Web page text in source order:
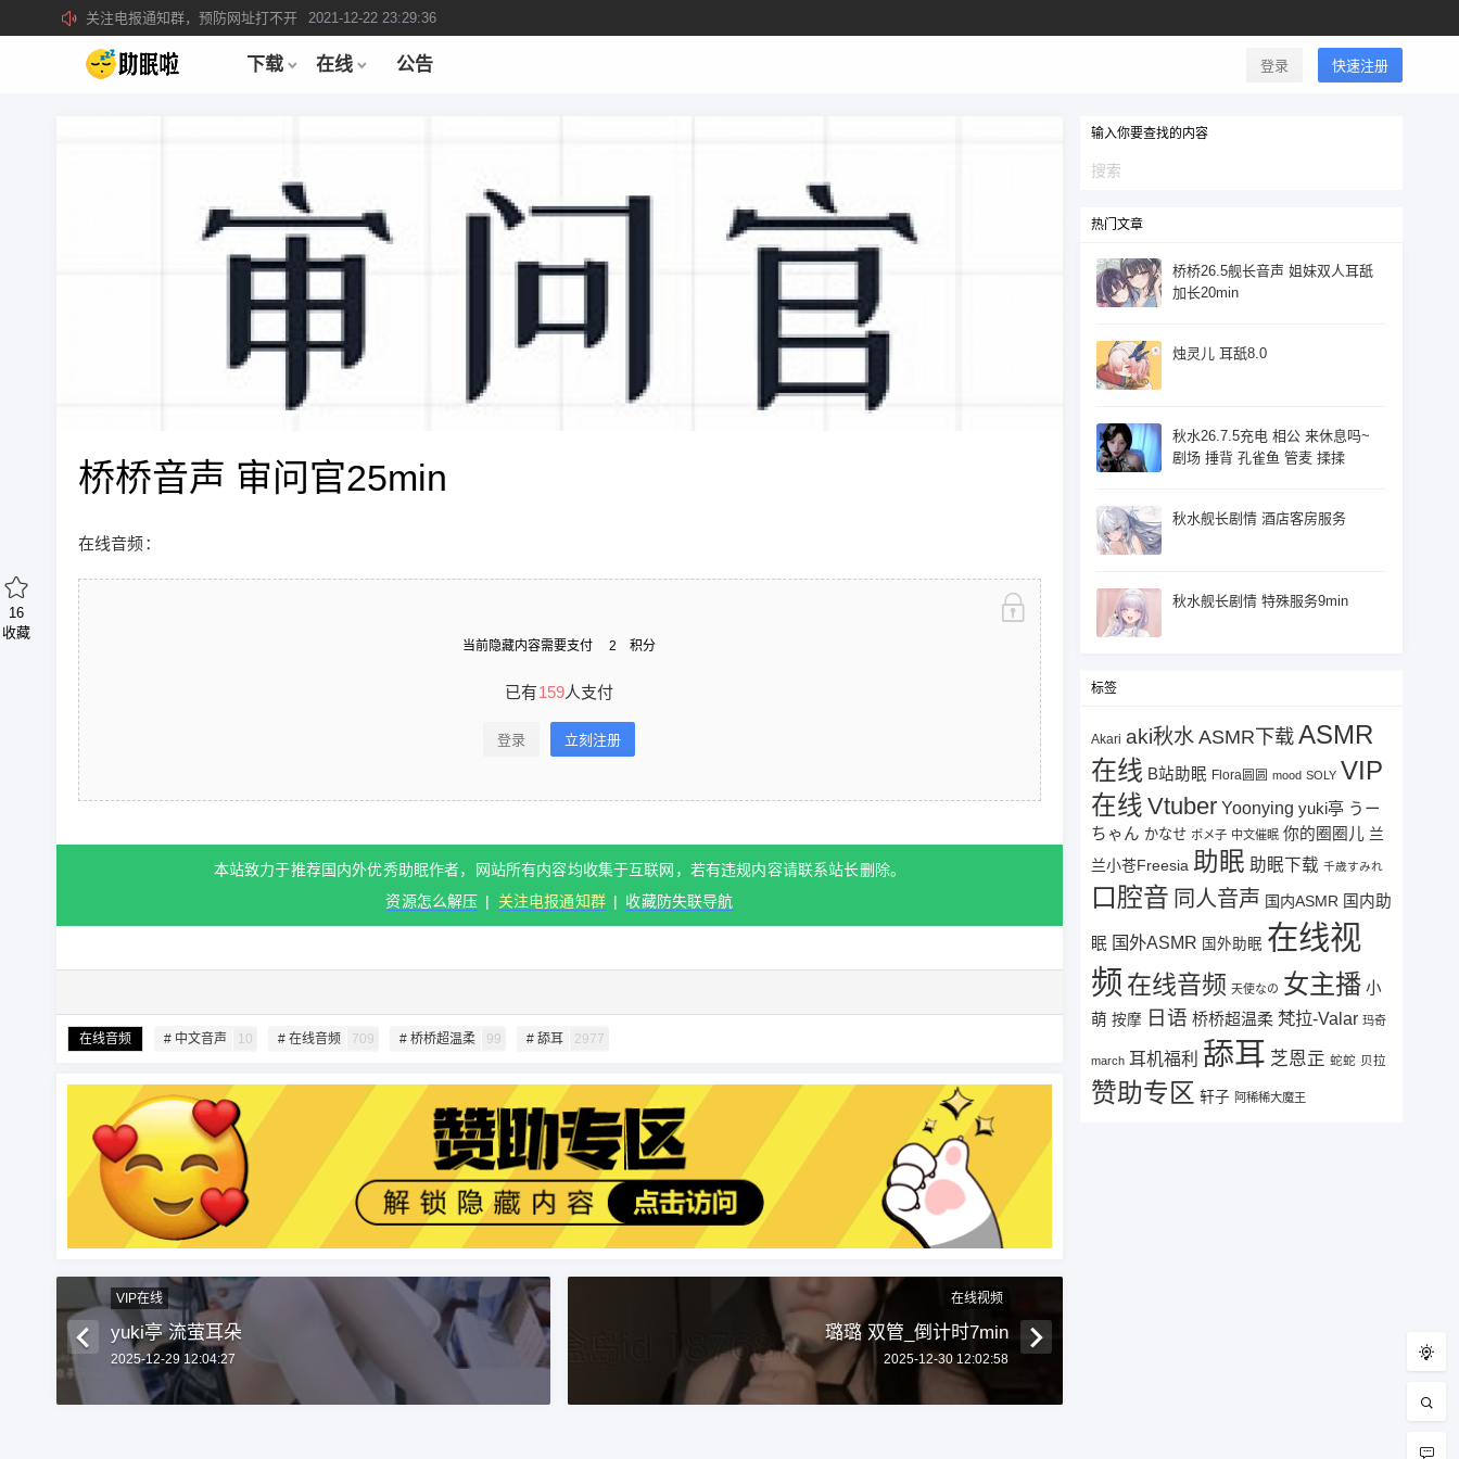
关注电报通知群，预防网址打不开
2021-12-22 23:29:36
所有注册用户记得每日来签到领取积分。
2019-04-01 22:39:39
下载 在线 公告 登录 快速注册
桥桥音声 审问官25min
在线音频：
当前隐藏内容需要支付 2 积分
已有159人支付
登录 立刻注册
本站致力于推荐国内外优秀助眠作者，网站所有内容均收集于互联网，若有违规内容请联系站长删除。
资源怎么解压 | 关注电报通知群 | 收藏防失联导航
16
收藏
在线音频 # 中文音声 10 # 在线音频 709 # 桥桥超温柔 99 # 舔耳 2977
在线音频： 当前隐藏内容需要支付2积分 已有15
9人支付 登录立刻注册 本站致力于推荐国内外优
秀助眠作者，网站所有内容均收集于互联网，若
注电报通知群 | 收藏防失联导航 0 收藏
20
立刻支付
立刻支付
VIP在线
yuki亭 流萤耳朵
2025-12-29 12:04:27
在线视频
璐璐 双管_倒计时7min
2025-12-30 12:02:58
输入你要查找的内容
热门文章
桥桥26.5舰长音声 姐妹双人耳舐
加长20min
烛灵儿 耳舐8.0
秋水26.7.5充电 相公 来休息吗~
剧场 捶背 孔雀鱼 管麦 揉揉
秋水舰长剧情 酒店客房服务
秋水舰长剧情 特殊服务9min
标签
Akari aki秋水ASMR下载ASMR
在线 B站助眠 Flora圆圆 mood SOLY VIP
在线 Vtuber Yoonying yuki亭 うー
ちゃん かなせ ポメ子 中文催眠 你的圈圈儿 兰
兰小苍Freesia 助眠 助眠下载 千歳すみれ
口腔音 同人音声 国内ASMR 国内助
眠 国外ASMR 国外助眠 在线视
频 在线音频 天使なの 女主播 小
萌 按摩 日语 桥桥超温柔 梵拉-Valar 玛奇
march 耳机福利 舔耳 芝恩㱏 蛇蛇 贝拉
赞助专区 轩子 阿稀稀大魔王
您没有权限发布内容，请购买会员或者提升权
限。
忘记密码？找回